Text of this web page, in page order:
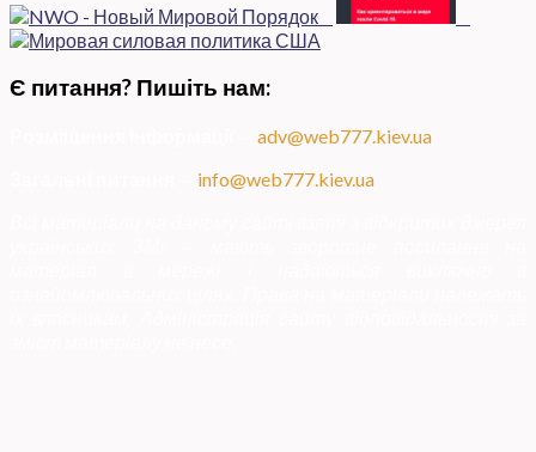
Є питання? Пишіть нам:
adv@web777.kiev.ua
info@web777.kiev.ua